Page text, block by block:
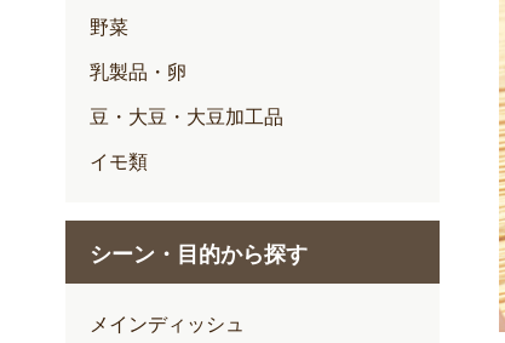
野菜
乳製品・卵
豆・大豆・大豆加工品
イモ類
シーン・目的から探す
メインディッシュ